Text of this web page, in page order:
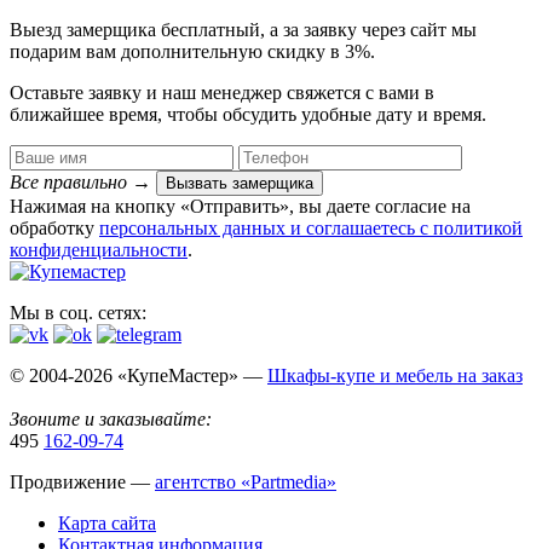
Выезд замерщика бесплатный, а за заявку через сайт мы
подарим вам дополнительную скидку в 3%.
Оставьте заявку и наш менеджер свяжется с вами в
ближайшее время, чтобы обсудить удобные дату и время.
Все правильно → Вызвать замерщика
Нажимая на кнопку «Отправить», вы даете согласие на
обработку персональных данных​ и соглашаетесь c политикой
конфиденциальности.
Мы в соц. сетях:
© 2004-2026 «КупеМастер» — Шкафы-купе и мебель на заказ
Звоните и заказывайте:
495 162-09-74
Продвижение — агентство «Partmedia»
Карта сайта
Контактная информация